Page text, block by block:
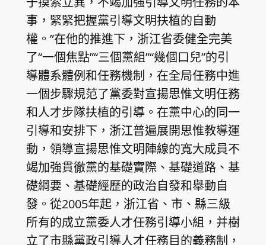
事，緊緊把握黨引導文明扶植的自動
權。”在他的推進下，浙江省委健全完美
了“一個焦點”“三個黨組”“幾個口兒”的引
導體系體例和任務機制，在全局任務中進
一個步驟規范了黨委對宣揚思惟文明任務
和人才步隊扶植的引導。在黨中心的同一
引導和安排下，浙江普遍展開思惟教導運
動，領導宣揚思惟文明陣線的寬大成員不
竭加強貫徹黨的基礎實際、基礎道路、基
礎綱要、基礎經歷的政治自發和舉動自
發。從2005年起，浙江省、市、縣三級
所有的成立黨委人才任務引導小組，并樹
立了市縣黨政引導人才任務目的義務制，